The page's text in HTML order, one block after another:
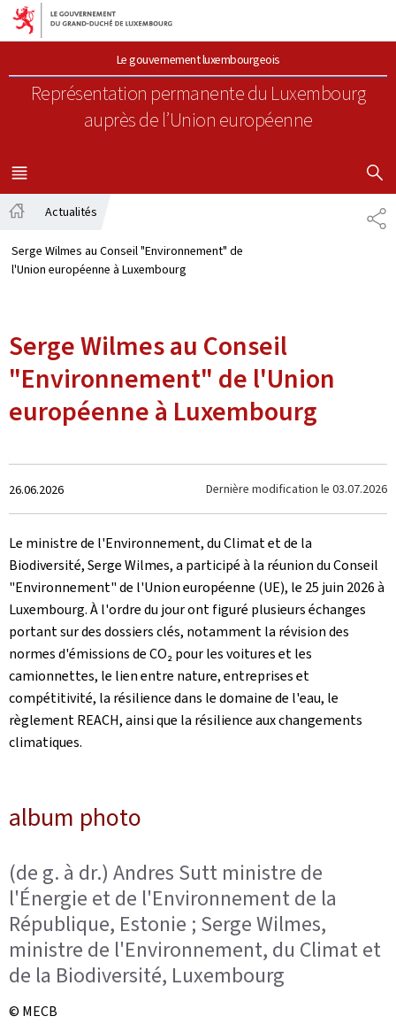
Aller au menu principal
Aller au contenu
Le gouvernement luxembourgeois
Représentation permanente du Luxembourg
auprès de l’Union européenne
MENU
PRINCIPAL
Actualités
Serge Wilmes au Conseil "Environnement" de
l'Union européenne à Luxembourg
Serge Wilmes au Conseil
"Environnement" de l'Union
européenne à Luxembourg
Crée
le
26.06.2026 Dernière modification le 03.07.2026
Le ministre de l'Environnement, du Climat et de la
Biodiversité, Serge Wilmes, a participé à la réunion du Conseil
"Environnement" de l'Union européenne (UE), le 25 juin 2026 à
Luxembourg. À l'ordre du jour ont figuré plusieurs échanges
portant sur des dossiers clés, notamment la révision des
normes d'émissions de CO₂ pour les voitures et les
camionnettes, le lien entre nature, entreprises et
compétitivité, la résilience dans le domaine de l'eau, le
règlement REACH, ainsi que la résilience aux changements
climatiques.
album photo
(de g. à dr.) Andres Sutt ministre de
l'Énergie et de l'Environnement de la
République, Estonie ; Serge Wilmes,
ministre de l'Environnement, du Climat et
de la Biodiversité, Luxembourg
© MECB